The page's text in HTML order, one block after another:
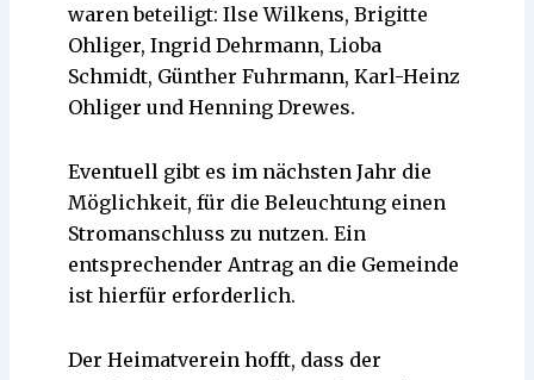
waren beteiligt: Ilse Wilkens, Brigitte
Ohliger, Ingrid Dehrmann, Lioba
Schmidt, Günther Fuhrmann, Karl-Heinz
Ohliger und Henning Drewes.
Eventuell gibt es im nächsten Jahr die
Möglichkeit, für die Beleuchtung einen
Stromanschluss zu nutzen. Ein
entsprechender Antrag an die Gemeinde
ist hierfür erforderlich.
Der Heimatverein hofft, dass der